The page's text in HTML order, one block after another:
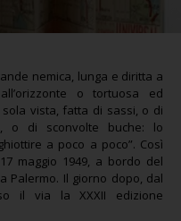
nemica, lunga e diritta a
o tortuosa ed
vista, fatta di sassi, o di
o di sconvolte buche: lo
a poco a poco”. Così
maggio 1949, a bordo del
Palermo. Il giorno dopo, dal
il via la XXXII edizione